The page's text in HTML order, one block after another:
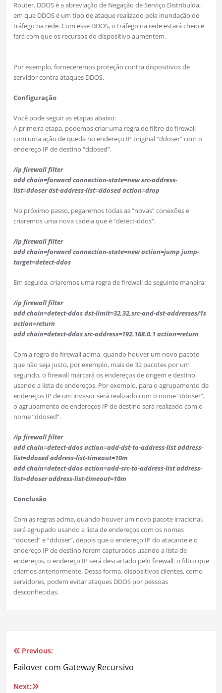
Router. DDOS é a abreviação de Negação de Serviço Distribuída,
em que DDOS é um tipo de ataque realizado pela inundação de
tráfego na rede. Com esse DDOS, o tráfego na rede estará cheio e
fará com que os recursos do dispositivo aumentem.
Por exemplo, forneceremos proteção contra dispositivos de
servidor contra ataques DDOS.
Configuração
Você pode seguir as etapas abaixo:
A primeira etapa, podemos criar uma regra de filtro de firewall
com uma ação de queda no endereço IP original “ddoser” com o
endereço IP de destino “ddosed”.
/ip firewall filter
add chain=forward connection-state=new src-address-
list=ddoser dst-address-list=ddosed action=drop
No próximo passo, pegaremos todas as “novas” conexões e
criaremos uma nova cadeia que é “detect-ddos”.
/ip firewall filter
add chain=forward connection-state=new action=jump jump-
target=detect-ddos
Em seguida, criaremos uma regra de firewall da seguinte maneira:
/ip firewall filter
add chain=detect-ddos dst-limit=32,32,src-and-dst-addresses/1s
action=return
add chain=detect-ddos src-address=192.168.0.1 action=return
Com a regra do firewall acima, quando houver um novo pacote
que não seja justo, por exemplo, mais de 32 pacotes por um
segundo, o firewall marcará os endereços de origem e destino
usando a lista de endereços. Por exemplo, para o agrupamento de
endereços IP de um invasor será realizado com o nome “ddoser”,
o agrupamento de endereços IP de destino será realizado com o
nome “ddosed”.
/ip firewall filter
add chain=detect-ddos action=add-dst-to-address-list address-
list=ddosed address-list-timeout=10m
add chain=detect-ddos action=add-src-to-address-list address-
list=ddoser address-list-timeout=10m
Conclusão
Com as regras acima, quando houver um novo pacote irracional,
será agrupado usando a lista de endereços com os nomes
“ddosed” e “ddoser”, depois que o endereço IP do atacante e o
endereço IP de destino forem capturados usando a lista de
endereços, o endereço IP será descartado pelo firewall. o filtro que
criamos anteriormente. Dessa forma, dispositivos clientes, como
servidores, podem evitar ataques DDOS por pessoas
desconhecidas.
Navegação
de
Previous:
Failover com Gateway Recursivo
Next: